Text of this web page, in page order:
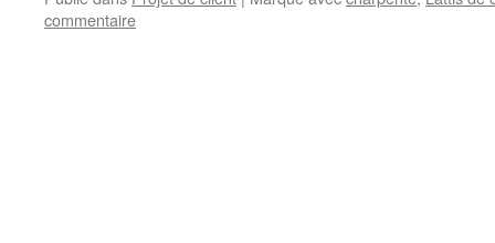
commentaire